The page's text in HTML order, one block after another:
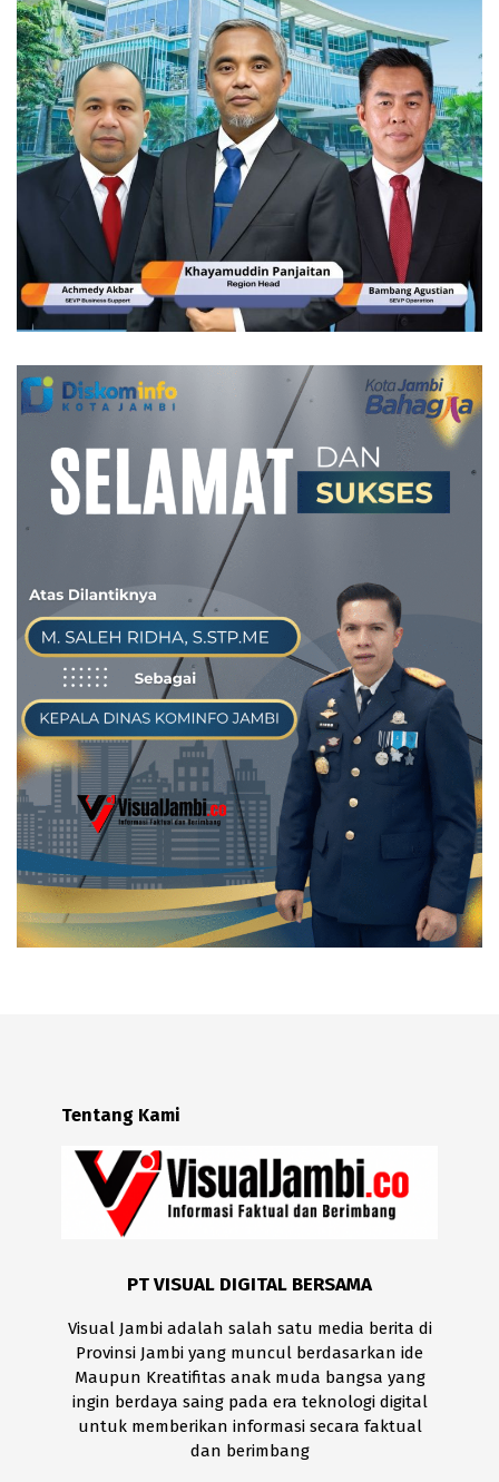
Tentang Kami
PT VISUAL DIGITAL BERSAMA
Visual Jambi adalah salah satu media berita di
Provinsi Jambi yang muncul berdasarkan ide
Maupun Kreatifitas anak muda bangsa yang
ingin berdaya saing pada era teknologi digital
untuk memberikan informasi secara faktual
dan berimbang